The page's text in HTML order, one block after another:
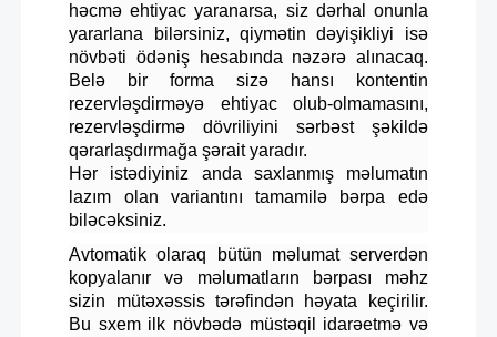
həcmə ehtiyac yaranarsa, siz dərhal onunla
yararlana bilərsiniz, qiymətin dəyişikliyi isə
növbəti ödəniş hesabında nəzərə alınacaq.
Belə bir forma sizə hansı kontentin
rezervləşdirməyə ehtiyac olub-olmamasını,
rezervləşdirmə dövriliyini sərbəst şəkildə
qərarlaşdırmağa şərait yaradır.
Hər istədiyiniz anda saxlanmış məlumatın
lazım olan variantını tamamilə bərpa edə
biləcəksiniz.
Avtomatik olaraq bütün məlumat serverdən
kopyalanır və məlumatların bərpası məhz
sizin mütəxəssis tərəfindən həyata keçirilir.
Bu sxem ilk növbədə müstəqil idarəetmə və